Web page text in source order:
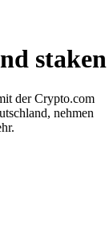
staken
der Crypto.com
nehmen